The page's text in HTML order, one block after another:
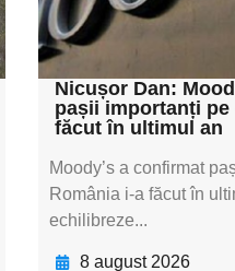
textul
Nicușor Dan:
pașii importanți pe
făcut în ultimul an
Moody’s a confirmat
România i-a făcut în
echilibreze...
8 august 2026